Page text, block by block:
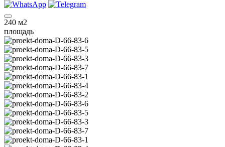
240 м2
площадь